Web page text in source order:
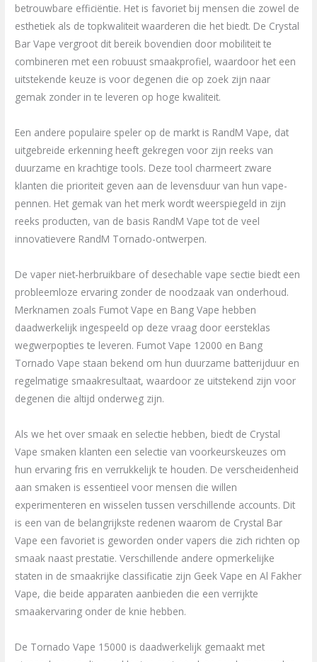
betrouwbare efficiëntie. Het is favoriet bij mensen die zowel de
esthetiek als de topkwaliteit waarderen die het biedt. De Crystal
Bar Vape vergroot dit bereik bovendien door mobiliteit te
combineren met een robuust smaakprofiel, waardoor het een
uitstekende keuze is voor degenen die op zoek zijn naar
gemak zonder in te leveren op hoge kwaliteit.
Een andere populaire speler op de markt is RandM Vape, dat
uitgebreide erkenning heeft gekregen voor zijn reeks van
duurzame en krachtige tools. Deze tool charmeert zware
klanten die prioriteit geven aan de levensduur van hun vape-
pennen. Het gemak van het merk wordt weerspiegeld in zijn
reeks producten, van de basis RandM Vape tot de veel
innovatievere RandM Tornado-ontwerpen.
De vaper niet-herbruikbare of desechable vape sectie biedt een
probleemloze ervaring zonder de noodzaak van onderhoud.
Merknamen zoals Fumot Vape en Bang Vape hebben
daadwerkelijk ingespeeld op deze vraag door eersteklas
wegwerpopties te leveren. Fumot Vape 12000 en Bang
Tornado Vape staan bekend om hun duurzame batterijduur en
regelmatige smaakresultaat, waardoor ze uitstekend zijn voor
degenen die altijd onderweg zijn.
Als we het over smaak en selectie hebben, biedt de Crystal
Vape smaken klanten een selectie van voorkeurskeuzes om
hun ervaring fris en verrukkelijk te houden. De verscheidenheid
aan smaken is essentieel voor mensen die willen
experimenteren en wisselen tussen verschillende accounts. Dit
is een van de belangrijkste redenen waarom de Crystal Bar
Vape een favoriet is geworden onder vapers die zich richten op
smaak naast prestatie. Verschillende andere opmerkelijke
staten in de smaakrijke classificatie zijn Geek Vape en Al Fakher
Vape, die beide apparaten aanbieden die een verrijkte
smaakervaring onder de knie hebben.
De Tornado Vape 15000 is daadwerkelijk gemaakt met